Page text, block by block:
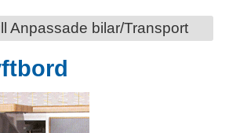
Anpassade bilar/Transport